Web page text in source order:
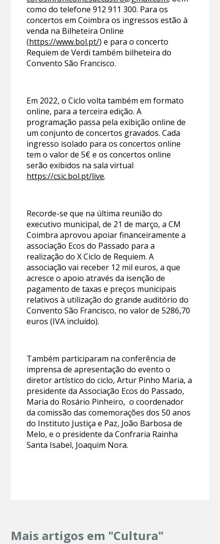
como do telefone 912 911 300. Para os
concertos em Coimbra os ingressos estão à
venda na Bilheteira Online
(https://www.bol.pt/) e para o concerto
Requiem de Verdi também bilheteira do
Convento São Francisco.
Em 2022, o Ciclo volta também em formato
online, para a terceira edição. A
programação passa pela exibição online de
um conjunto de concertos gravados. Cada
ingresso isolado para os concertos online
tem o valor de 5€ e os concertos online
serão exibidos na sala virtual
https://csic.bol.pt/live.
Recorde-se que na última reunião do
executivo municipal, de 21 de março, a CM
Coimbra aprovou apoiar financeiramente a
associação Ecos do Passado para a
realização do X Ciclo de Requiem. A
associação vai receber 12 mil euros, a que
acresce o apoio através da isenção de
pagamento de taxas e preços municipais
relativos à utilização do grande auditório do
Convento São Francisco, no valor de 5286,70
euros (IVA incluído).
Também participaram na conferência de
imprensa de apresentação do evento o
diretor artístico do ciclo, Artur Pinho Maria, a
presidente da Associação Ecos do Passado,
Maria do Rosário Pinheiro, o coordenador
da comissão das comemorações dos 50 anos
do Instituto Justiça e Paz, João Barbosa de
Melo, e o presidente da Confraria Rainha
Santa Isabel, Joaquim Nora.
Mais artigos em "Cultura"